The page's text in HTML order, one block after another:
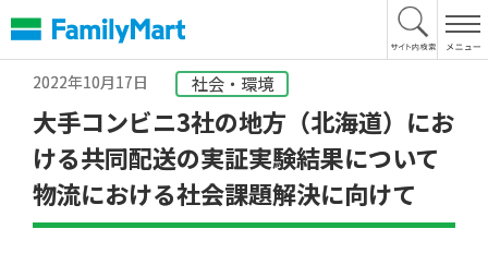
文
へ
2022年10月17日
社会・環境
大手コンビニ3社の地方（北海道）にお
ける共同配送の実証実験結果について
物流における社会課題解決に向けて